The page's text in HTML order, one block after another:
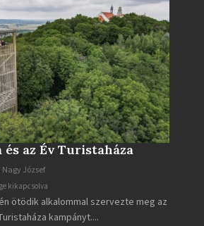
és az Év Turistaháza
Nagy József
kikapcsolva
ötödik alkalommal szervezte meg az
kampányt....